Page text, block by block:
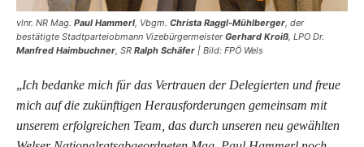
vlnr. NR Mag. Paul Hammerl, Vbgm. Christa Raggl-Mühlberger, der
bestätigte Stadtparteiobmann VizebürgermeisterGerhard Kroiß, LPO Dr.
Manfred Haimbuchner, SR Ralph Schäfer | Bild: FPÖ Wels
„Ich bedanke mich für das Vertrauen der Delegierten und freue
mich auf die zukünftigen Herausforderungen gemeinsam mit
unserem erfolgreichen Team, das durch unseren neu gewählten